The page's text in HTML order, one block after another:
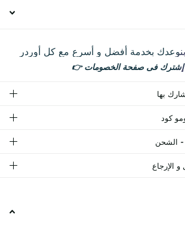
بخدمة أفضل و أسرع مع كل أوردر
إشترك فى صفحة الخصومات👉
بها
كود
- الشحن
الإرجاع